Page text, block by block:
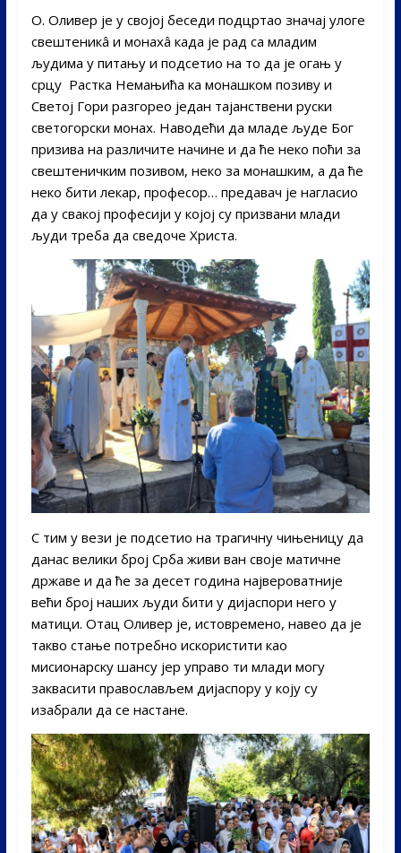
О. Оливер је у својој беседи подцртао значај улоге
свештеникâ и монахâ када је рад са младим
људима у питању и подсетио на то да је огањ у
срцу Растка Немањића ка монашком позиву и
Светој Гори разгорео један тајанствени руски
светогорски монах. Наводећи да младе људе Бог
призива на различите начине и да ће неко поћи за
свештеничким позивом, неко за монашким, а да ће
неко бити лекар, професор… предавач је нагласио
да у свакој професији у којој су призвани млади
људи треба да сведоче Христа.
С тим у вези је подсетио на трагичну чињеницу да
данас велики број Срба живи ван своје матичне
државе и да ће за десет година највероватније
већи број наших људи бити у дијаспори него у
матици. Отац Оливер је, истовремено, навео да је
такво стање потребно искористити као
мисионарску шансу јер управо ти млади могу
заквасити православљем дијаспору у коју су
изабрали да се настане.